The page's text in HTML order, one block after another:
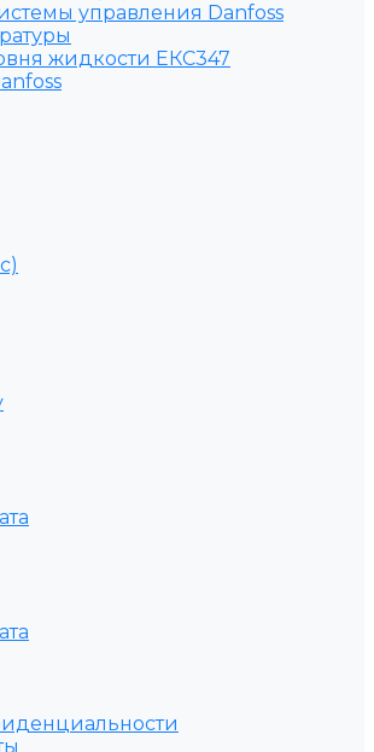
управления Danfoss
жидкости ЕКС347